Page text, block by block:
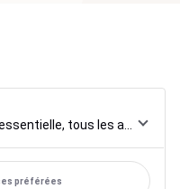
préférées